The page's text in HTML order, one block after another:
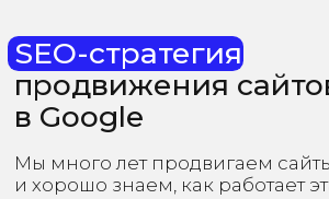
в Google
Мы много лет продвигаем сайты в Google
и хорошо знаем, как работает эта поисковая
система. За десятки успешно реализованных
проектов успели накопить опыт, которым
делимся в этой статье — расскажем, как
методы обеспечат вам результат.
Дата публикацииВремя прочтения